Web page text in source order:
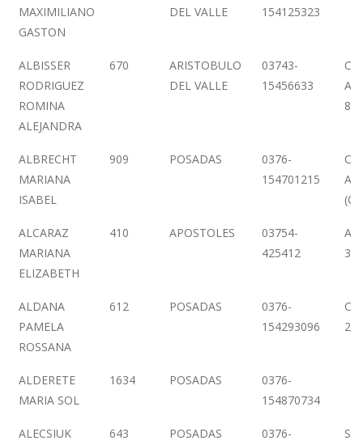
MAXIMILIANO
GASTON
DEL VALLE
154125323
ALBISSER
RODRIGUEZ
ROMINA
ALEJANDRA
670
ARISTOBULO
DEL VALLE
03743-
15456633
ALBRECHT
MARIANA
ISABEL
909 POSADAS
0376-
154701215
ALCARAZ
MARIANA
ELIZABETH
410 APOSTOLES
03754-
425412
33
ALDANA
PAMELA
ROSSANA
612 POSADAS
0376-
154293096
ALDERETE
MARIA SOL
1634 POSADAS
0376-
154870734
ALECSIUK
643 POSADAS
0376-